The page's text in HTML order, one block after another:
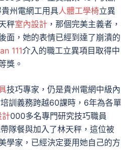
州電網工用具人體工學椅立異
秤室內設計 ，那個完美主義者，
面，她的表情已經到達了崩潰的
111介入的職工立異項目取得中
獎。
技巧專家，仍是貴州電網中級內
訓義務跨越60課時，6年為各單
計000多名專門研究技巧職員
隊餐與加入了林天秤，這位被
學家，已經決定要用她自己的方